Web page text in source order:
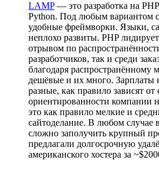
LAMP— это разработка на
Python. Под любым вариантом
удобные фреймворки. Языки,
неплохо развиты. PHP
отрывом по
разработчиков, так и среди
благодаря
дешёвые и их много. Зарплаты
разные, как правило зависят от
ориентированности
это как правило мелкие и
сайтоделание. В любом случае
сложно заполучить крупный
предлагали долгосрочную
американского хостера за